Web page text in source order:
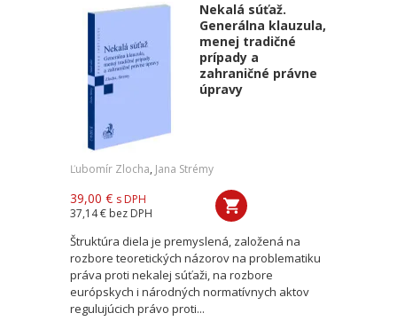
Nekalá súťaž.
Generálna klauzula,
menej tradičné
prípady a
zahraničné právne
úpravy
Ľubomír Zlocha, Jana Strémy
39,00 € s DPH
37,14 € bez DPH
Štruktúra diela je premyslená, založená na
rozbore teoretických názorov na problematiku
práva proti nekalej súťaži, na rozbore
európskych i národných normatívnych aktov
regulujúcich právo proti...